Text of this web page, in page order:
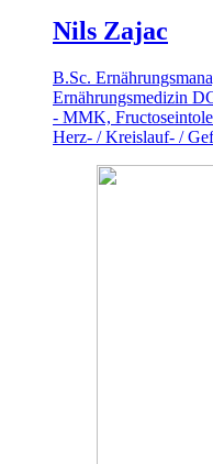
Nils Zajac
B.Sc.
Ernährungsmedizin
- MMK,
Herz- / Kreislauf- /